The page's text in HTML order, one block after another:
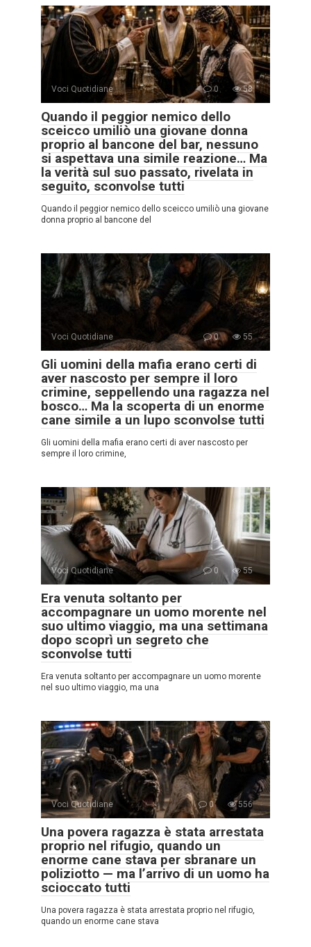
Voci Quotidiane 0 58
Quando il peggior nemico dello
sceicco umiliò una giovane donna
proprio al bancone del bar, nessuno
si aspettava una simile reazione… Ma
la verità sul suo passato, rivelata in
seguito, sconvolse tutti
Quando il peggior nemico dello sceicco umiliò una giovane
donna proprio al bancone del
Voci Quotidiane 0 55
Gli uomini della mafia erano certi di
aver nascosto per sempre il loro
crimine, seppellendo una ragazza nel
bosco… Ma la scoperta di un enorme
cane simile a un lupo sconvolse tutti
Gli uomini della mafia erano certi di aver nascosto per
sempre il loro crimine,
Voci Quotidiane 0 55
Era venuta soltanto per
accompagnare un uomo morente nel
suo ultimo viaggio, ma una settimana
dopo scoprì un segreto che
sconvolse tutti
Era venuta soltanto per accompagnare un uomo morente
nel suo ultimo viaggio, ma una
Voci Quotidiane 0 556
Una povera ragazza è stata arrestata
proprio nel rifugio, quando un
enorme cane stava per sbranare un
poliziotto — ma l’arrivo di un uomo ha
scioccato tutti
Una povera ragazza è stata arrestata proprio nel rifugio,
quando un enorme cane stava